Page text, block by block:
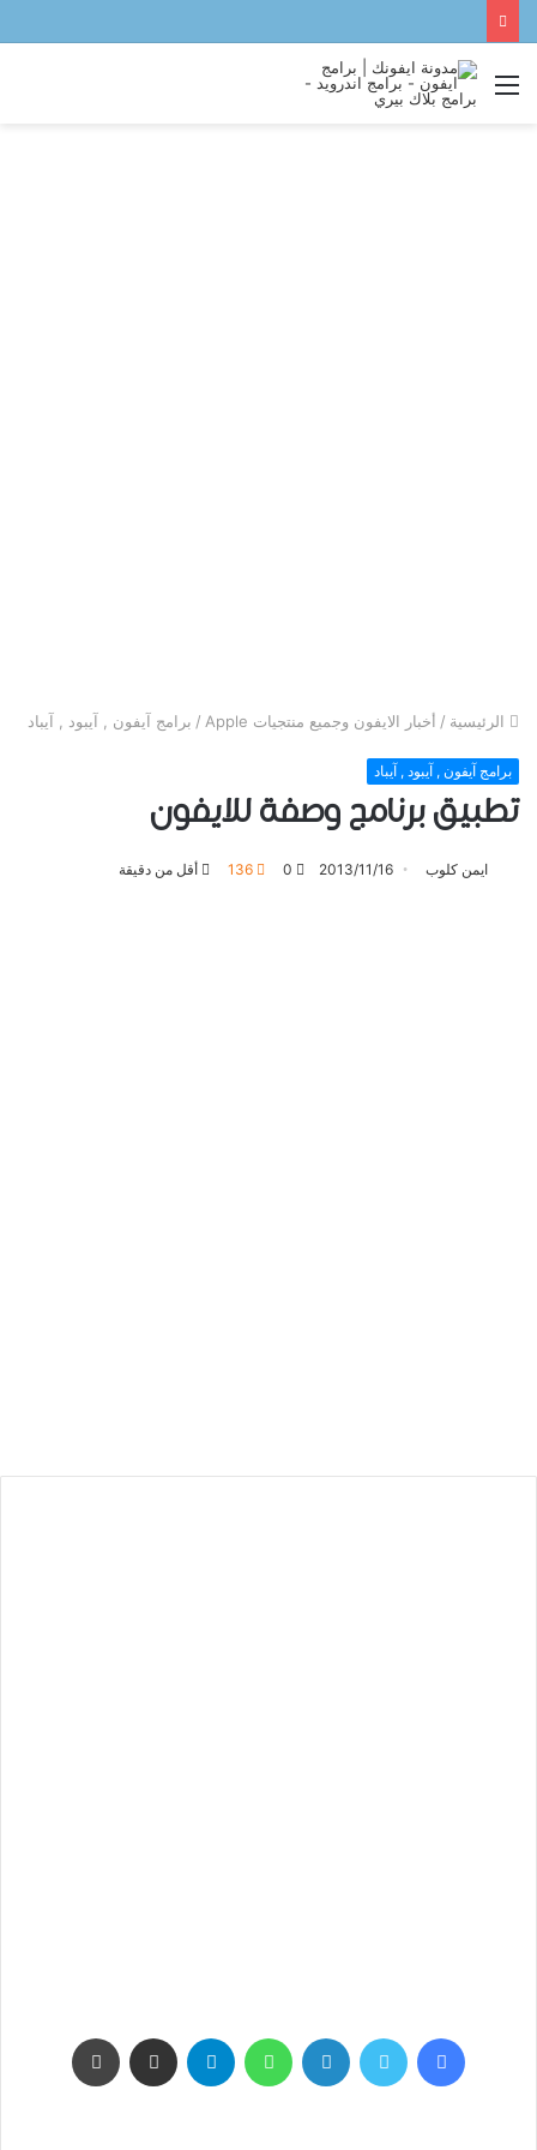
القائمة
الرئيسية / أخبار الايفون وجميع منتجيات Apple / برامج آيفون , آيبود , آيباد
برامج آيفون , آيبود , آيباد
تطبيق برنامج وصفة للايفون
ايمن كلوب 2013/11/16
0
136 أقل من دقيقة
فيسبوك تويتر لينكدإن واتساب تيلقرام مشاركة عبر البريد